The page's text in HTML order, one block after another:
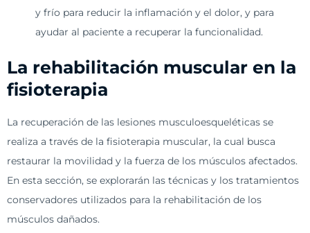
y frío para reducir la inflamación y el dolor, y para
ayudar al paciente a recuperar la funcionalidad.
La rehabilitación muscular en la
fisioterapia
La recuperación de las lesiones musculoesqueléticas se
realiza a través de la fisioterapia muscular, la cual busca
restaurar la movilidad y la fuerza de los músculos afectados.
En esta sección, se explorarán las técnicas y los tratamientos
conservadores utilizados para la rehabilitación de los
músculos dañados.